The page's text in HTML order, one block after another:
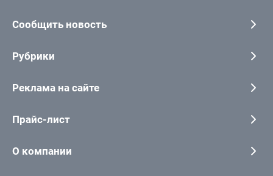
Сообщить новость
Рубрики
Реклама на сайте
Прайс-лист
О компании